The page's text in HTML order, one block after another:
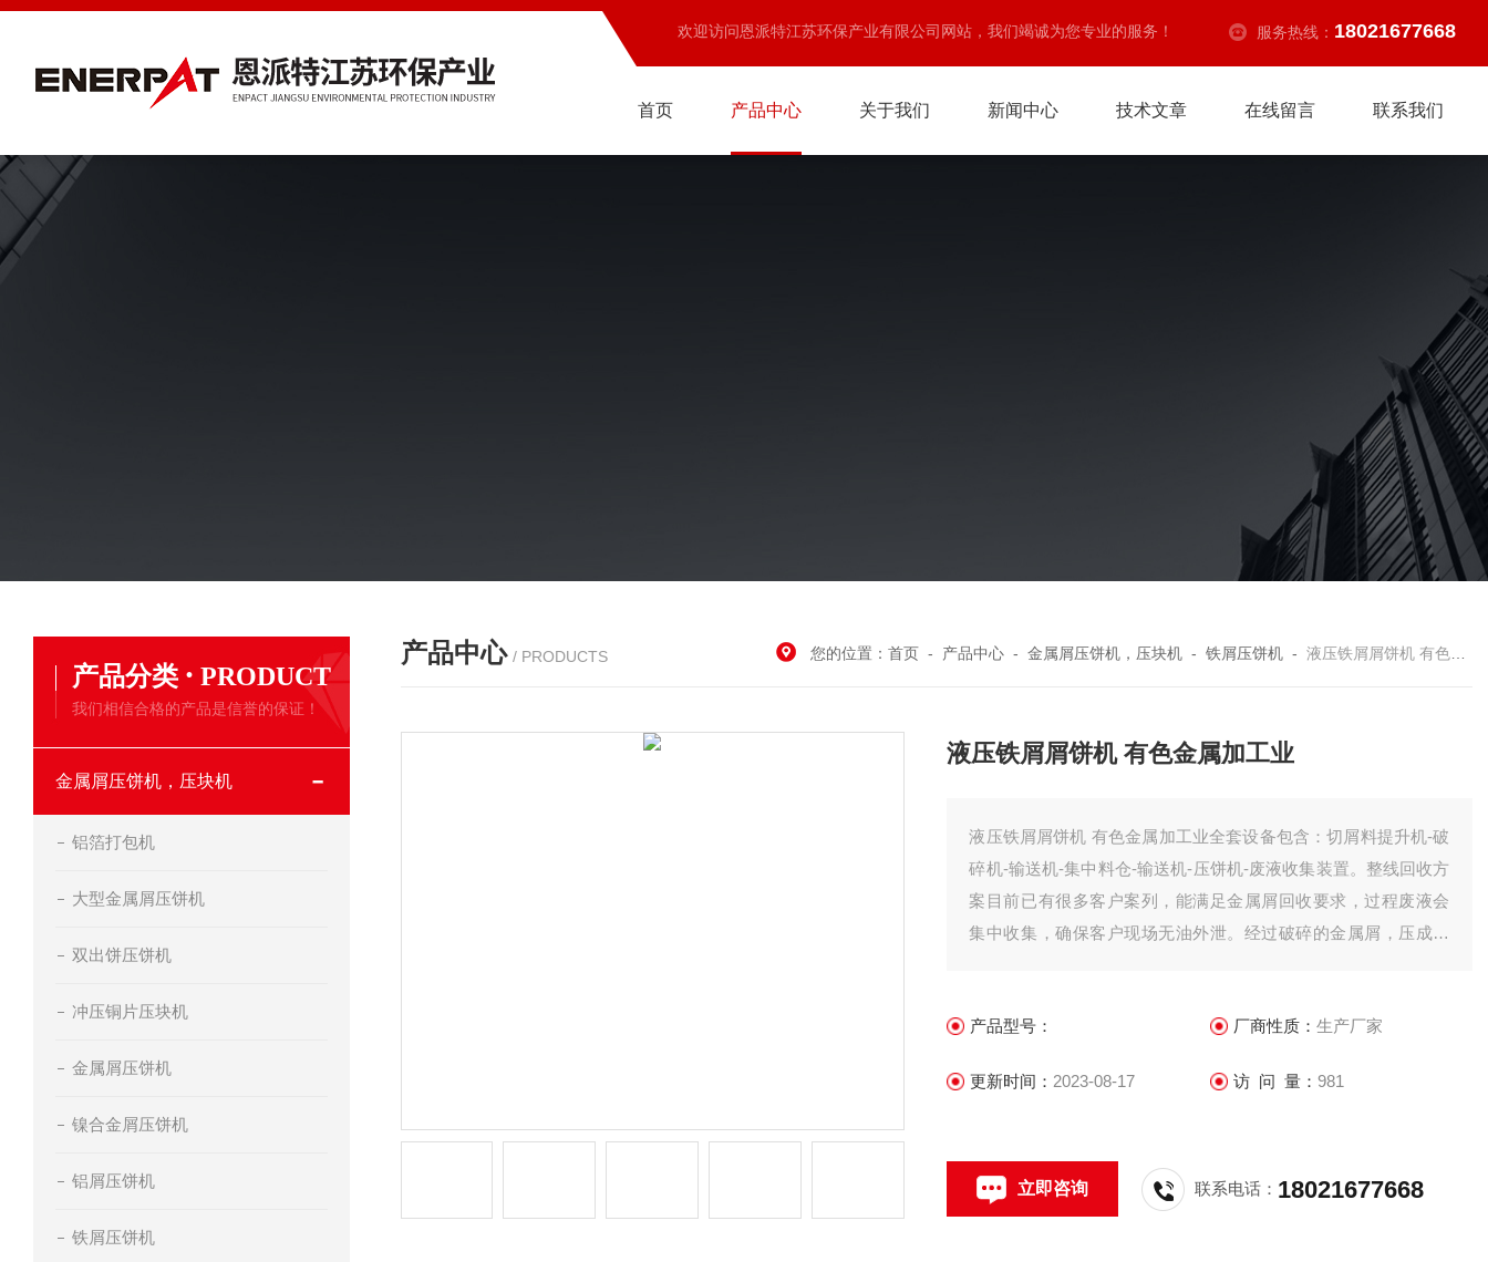
欢迎访问恩派特江苏环保产业有限公司网站，我们竭诚为您专业的服务！ 服务热线： 18021677668
首页 产品中心 关于我们 新闻中心 技术文章 在线留言 联系我们
产品分类 · PRODUCT
我们相信合格的产品是信誉的保证！
金属屑压饼机，压块机
铝箔打包机
大型金属屑压饼机
双出饼压饼机
冲压铜片压块机
金属屑压饼机
镍合金屑压饼机
铝屑压饼机
铁屑压饼机
产品中心 / PRODUCTS 您的位置：首页 - 产品中心 -金属屑压饼机，压块机 -铁屑压饼机 -液压铁屑屑饼机 有色金属加工业
液压铁屑屑饼机 有色金属加工业
液压铁屑屑饼机 有色金属加工业全套设备包含：切屑料提升机-破
碎机-输送机-集中料仓-输送机-压饼机-废液收集装置。整线回收方
案目前已有很多客户案列，能满足金属屑回收要求，过程废液会
集中收集，确保客户现场无油外泄。经过破碎的金属屑，压成饼
产品型号： 厂商性质： 生产厂家
更新时间： 2023-08-17 访 问 量： 981
立即咨询 联系电话： 18021677668